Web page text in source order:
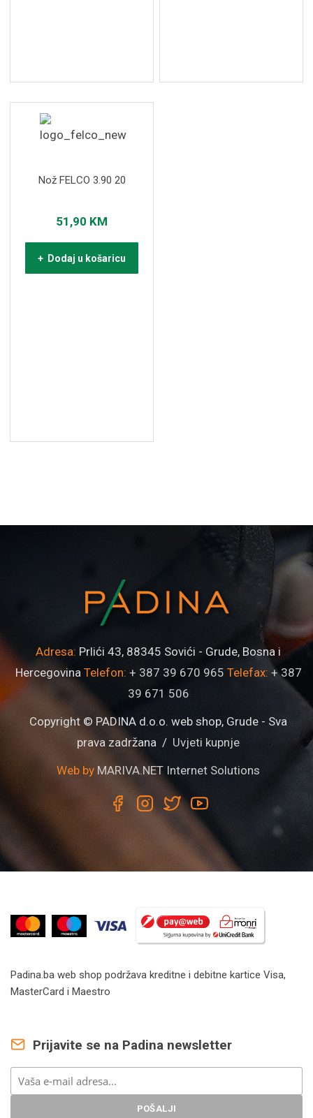
Nož FELCO 3.90 20
51,90 KM
+ Dodaj u košaricu
Adresa: Prlići 43, 88345 Sovići - Grude, Bosna i
Hercegovina Telefon: + 387 39 670 965 Telefax: + 387
39 671 506
Copyright © PADINA d.o.o. web shop, Grude - Sva
prava zadržana / Uvjeti kupnje
Web by MARIVA.NET Internet Solutions
Padina.ba web shop podržava kreditne i debitne kartice Visa,
MasterCard i Maestro
Prijavite se na Padina newsletter